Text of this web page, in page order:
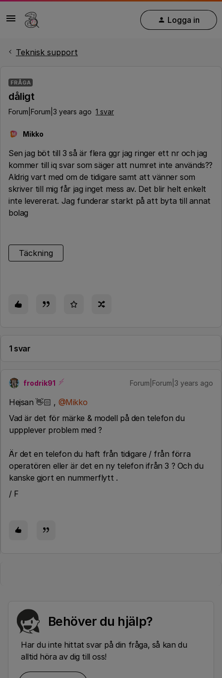
Logga in
Teknisk support
FRÅGA
dåligt
Forum|Forum|3 years ago 1 svar
M Mikko
Sen jag böt till 3 så är flera ggr jag ringer ett nr och jag
kommer till iq svar som säger att numret inte används??
Aldrig vart med om de tidigare samt att vänner som
skriver till mig får jag inget mess av. Det blir helt enkelt
inte levererat. Jag funderar starkt på att byta till annat
bolag
Täckning
1 svar
frodrik91 Forum|Forum|3 years ago
Hejsan 👋🏻 , @Mikko
Vad är det för märke & modell på den telefon du
uppplever problem med ?
Är det en telefon du haft från tidigare / från förra
operatören eller är det en ny telefon ifrån 3 ? Och du
kanske gjort en nummerflytt .
/ F
Behöver du hjälp?
Har du inte hittat svar på din fråga, så kan du
alltid höra av dig till oss!